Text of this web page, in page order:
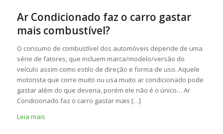
Ar Condicionado faz o carro gastar
mais combustível?
O consumo de combustível dos automóveis depende de uma
série de fatores, que incluem marca/modelo/versão do
veículo assim como estilo de direção e forma de uso. Aquele
motorista que corre muito ou usa muito ar condicionado pode
gastar além do que deveria, porém ele não é o único… Ar
Condicionado faz o carro gastar mais […]
Leia mais